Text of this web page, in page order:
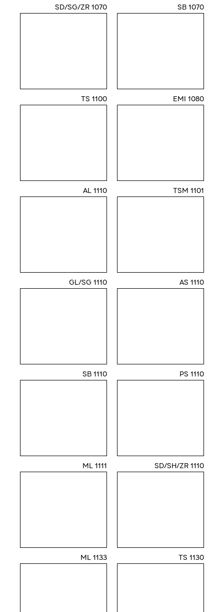
1070 SB
1070 SD/SG/ZR
1080 EMI
1100 TS
1101 TSM
1110 AL
1110 AS
1110 GL/SG
1110 PS
1110 SB
1110 SD/SH/ZR
1111 ML
1130 TS
1133 ML